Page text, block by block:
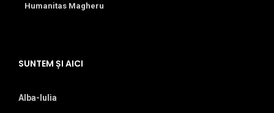
Humanitas Magheru
SUNTEM ȘI AICI
Alba-Iulia